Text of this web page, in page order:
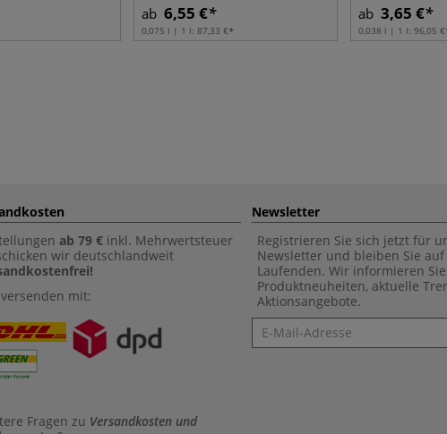
ab 6,55 €
0,075 l | 1 l: 87,33 €
ab 3,65 €
0,038 l | 1 l: 96,05 €
ab 79 € inkl. Mehrwertsteuer
wir deutschlandweit
mit:
Fragen zu Versandkosten und
Newsletter
Registrieren Sie sich jetzt für
Newsletter und bleiben Sie auf
Laufenden. Wir informieren
Produktneuheiten, aktuelle
Aktionsangebote.
Newsletter